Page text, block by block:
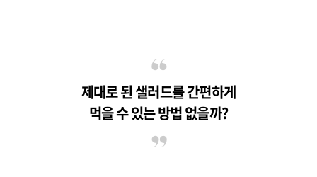
제대로 된 샐러드를 간편하게
먹을 수 있는 방법 없을까?